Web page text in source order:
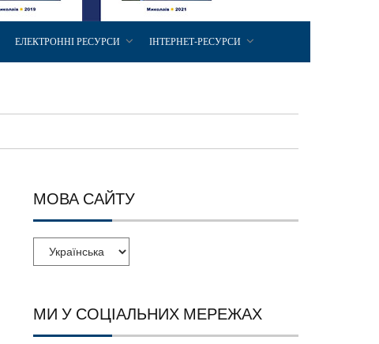
ЕЛЕКТРОННІ РЕСУРСИ ІНТЕРНЕТ-РЕСУРСИ
МОВА САЙТУ
МИ У СОЦІАЛЬНИХ МЕРЕЖАХ